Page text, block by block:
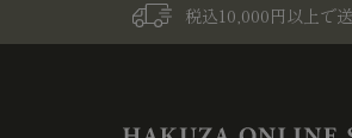
税込10,000円以上で